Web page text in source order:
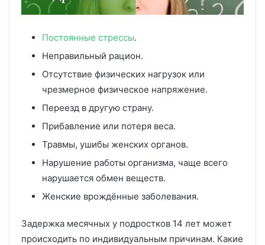
Постоянные стрессы.
Неправильный рацион.
Отсутствие физических нагрузок или
чрезмерное физическое напряжение.
Переезд в другую страну.
Прибавление или потеря веса.
Травмы, ушибы женских органов.
Нарушение работы организма, чаще всего
нарушается обмен веществ.
Женские врождённые заболевания.
Задержка месячных у подростков 14 лет может
происходить по индивидуальным причинам. Какие